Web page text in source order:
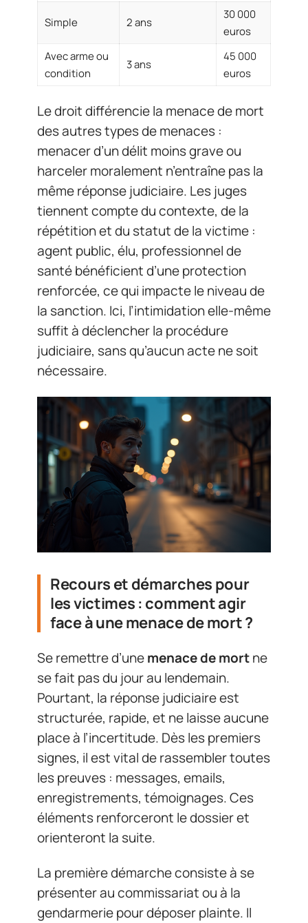
Simple 2 ans
30 000
euros
Avec arme ou
condition
3 ans
45 000
euros
Le droit différencie la menace de mort
des autres types de menaces :
menacer d’un délit moins grave ou
harceler moralement n’entraîne pas la
même réponse judiciaire. Les juges
tiennent compte du contexte, de la
répétition et du statut de la victime :
agent public, élu, professionnel de
santé bénéficient d’une protection
renforcée, ce qui impacte le niveau de
la sanction. Ici, l’intimidation elle-même
suffit à déclencher la procédure
judiciaire, sans qu’aucun acte ne soit
nécessaire.
Recours et démarches pour
les victimes : comment agir
face à une menace de mort ?
Se remettre d’unemenace de mortne
se fait pas du jour au lendemain.
Pourtant, la réponse judiciaire est
structurée, rapide, et ne laisse aucune
place à l’incertitude. Dès les premiers
signes, il est vital de rassembler toutes
les preuves : messages, emails,
enregistrements, témoignages. Ces
éléments renforceront le dossier et
orienteront la suite.
La première démarche consiste à se
présenter au commissariat ou à la
gendarmerie pour déposer plainte. Il